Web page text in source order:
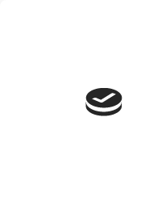
Kategorien
AHK-